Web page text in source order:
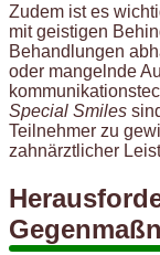
Zudem ist es
mit geistigen
Behandlungen
oder mangelnde
Special Smiles
Teilnehmer zu
zahnärztlicher